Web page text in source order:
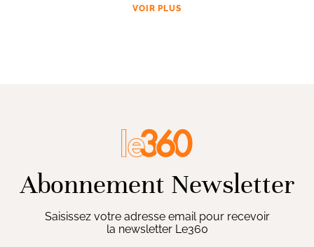
VOIR PLUS
Abonnement Newsletter
Saisissez votre adresse email pour recevoir
la newsletter Le360